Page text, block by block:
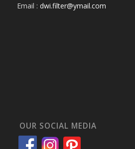
Email : dwi.filter@ymail.com
OUR SOCIAL MEDIA